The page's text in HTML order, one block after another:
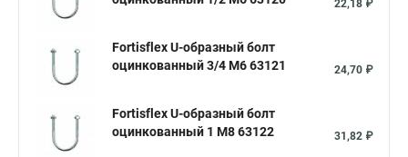
22,18 ₽
Fortisflex U-образный болт
оцинкованный 3/4 М6 63121
24,70 ₽
Fortisflex U-образный болт
оцинкованный 1 М8 63122
31,82 ₽